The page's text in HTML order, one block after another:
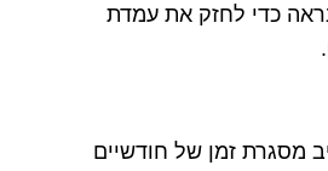
כדי לחזק את עמדת
מסגרת זמן של חודשיים